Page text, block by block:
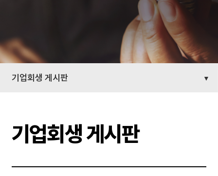
기업회생 게시판
기업회생 게시판